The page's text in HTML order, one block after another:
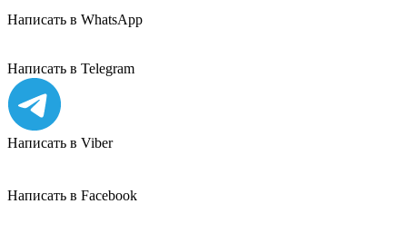
Написать в WhatsApp
Написать в Telegram
Написать в Viber
Написать в Facebook